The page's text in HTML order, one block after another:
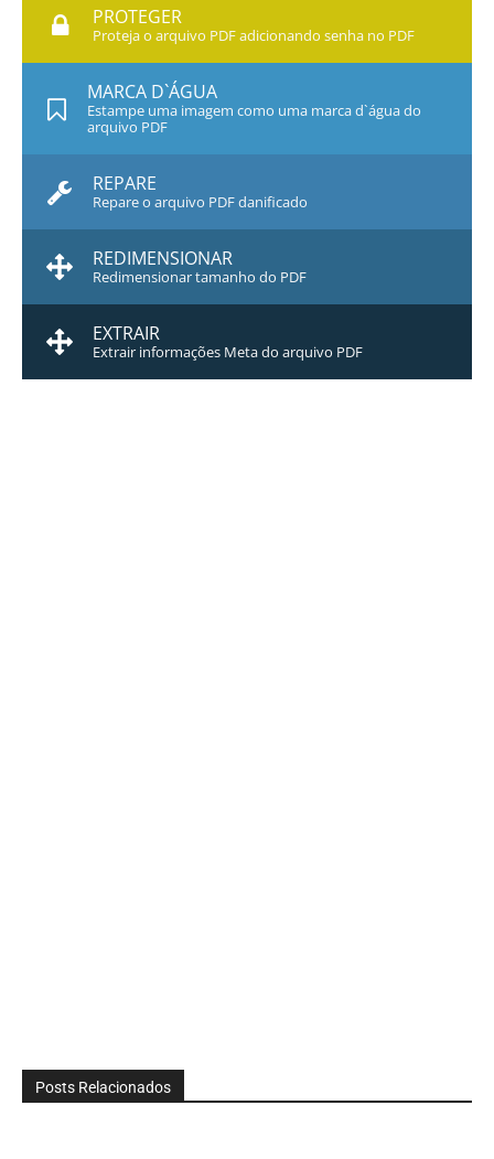
PROTEGER
Proteja o arquivo PDF adicionando senha no PDF
MARCA D`ÁGUA
Estampe uma imagem como uma marca d`água do
arquivo PDF
REPARE
Repare o arquivo PDF danificado
REDIMENSIONAR
Redimensionar tamanho do PDF
EXTRAIR
Extrair informações Meta do arquivo PDF
Posts Relacionados